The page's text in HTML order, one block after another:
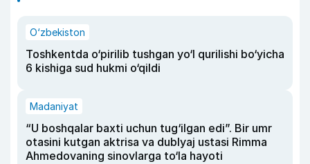
O‘zbekiston
Toshkentda o‘pirilib tushgan yo‘l qurilishi bo‘yicha
6 kishiga sud hukmi o‘qildi
Madaniyat
“U boshqalar baxti uchun tug‘ilgan edi”. Bir umr
otasini kutgan aktrisa va dublyaj ustasi Rimma
Ahmedovaning sinovlarga to‘la hayoti